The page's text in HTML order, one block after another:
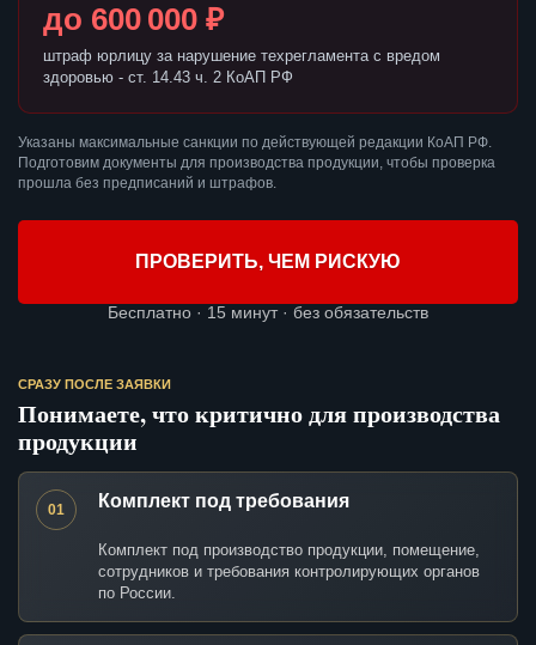
до 600 000 ₽
штраф юрлицу за нарушение техрегламента с вредом
здоровью - ст. 14.43 ч. 2 КоАП РФ
Указаны максимальные санкции по действующей редакции КоАП РФ.
Подготовим документы для производства продукции, чтобы проверка
прошла без предписаний и штрафов.
ПРОВЕРИТЬ, ЧЕМ РИСКУЮ
Бесплатно · 15 минут · без обязательств
СРАЗУ ПОСЛЕ ЗАЯВКИ
Понимаете, что критично для производства
продукции
01 Комплект под требования
Комплект под производство продукции, помещение,
сотрудников и требования контролирующих органов
по России.